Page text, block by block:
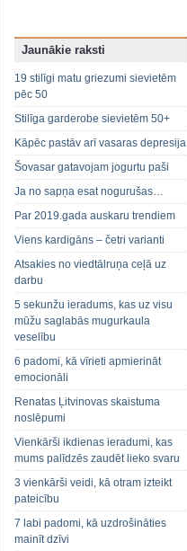
Jaunākie raksti
19 stilīgi matu griezumi sievietēm
pēc 50
Stilīga garderobe sievietēm 50+
Kāpēc pastāv arī vasaras depresija
Šovasar gatavojam jogurtu paši
Ja no sapņa esat nogurušas…
Par 2019.gada auskaru trendiem
Viens kardigāns – četri varianti
Atsakies no viedtālruņa ceļā uz
darbu
5 sekunžu ieradums, kas uz visu
mūžu saglabās mugurkaula
veselību
6 padomi, kā vīrieti apmierināt
emocionāli
Renatas Ļitvinovas skaistuma
noslēpumi
Vienkārši ikdienas ieradumi, kas
mums palīdzēs zaudēt lieko svaru
3 vienkārši veidi, kā otram izteikt
pateicību
7 labi padomi, kā uzdrošināties
mainīt dzīvi